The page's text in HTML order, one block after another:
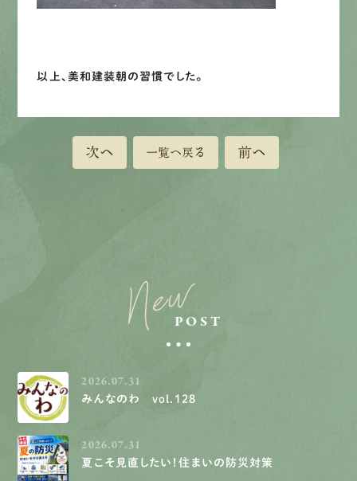
以上、美和建装朝の習慣でした。
次へ 一覧へ戻る 前へ
NewPOST
2026.07.31
みんなのわ vol.128
2026.07.31
夏こそ見直したい！住まいの防災対策